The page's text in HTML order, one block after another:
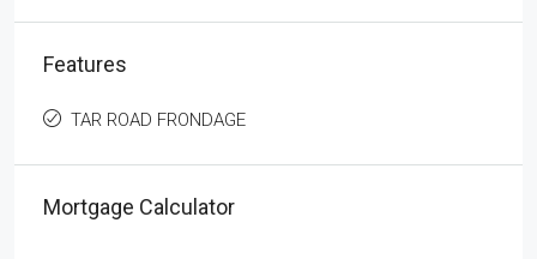
Features
TAR ROAD FRONDAGE
Mortgage Calculator